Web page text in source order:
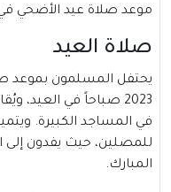
موعد صلاة عيد الأضحي في
صلاة العيد
يحتفل المسلمون بموعد
2023 صباحاً في العيد،
في المساجد الكبيرة.
للمصلين، حيث يفدون إلى
المبارك.